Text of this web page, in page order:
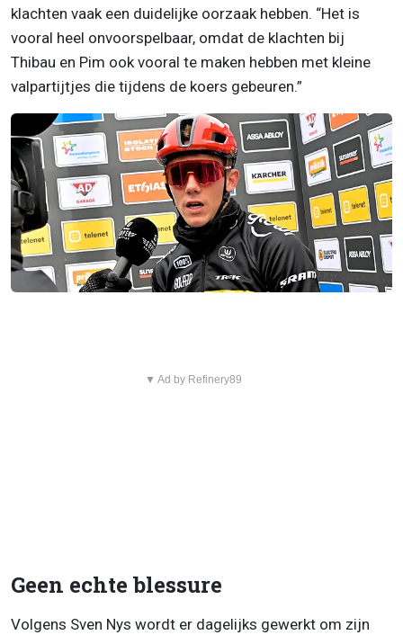
klachten vaak een duidelijke oorzaak hebben. “Het is
vooral heel onvoorspelbaar, omdat de klachten bij
Thibau en Pim ook vooral te maken hebben met kleine
valpartijtjes die tijdens de koers gebeuren.”
▼ Ad by Refinery89
Geen echte blessure
Volgens Sven Nys wordt er dagelijks gewerkt om zijn